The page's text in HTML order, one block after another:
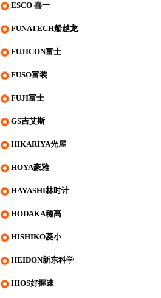
ESCO 喜一
FUNATECH船越龙
FUJICON富士
FUSO富装
FUJI富士
GS吉艾斯
HIKARIYA光屋
HOYA豪雅
HAYASHI林时计
HODAKA穂高
HISHIKO菱小
HEIDON新东科学
HIOS好握速